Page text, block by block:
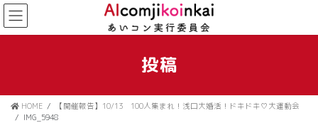
コ
ン
テ
移
ナ
ビ
ゲ
ン
投稿
HOME
【開催報告】10/13 100人集まれ！浅口大婚活！ドキドキ♡大運動会
IMG_5948